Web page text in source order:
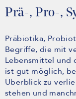
Prä-, Pro-,
Präbiotika,
Begriffe, die mit
Lebensmittel und
ist gut möglich,
Überblick zu
stehen und